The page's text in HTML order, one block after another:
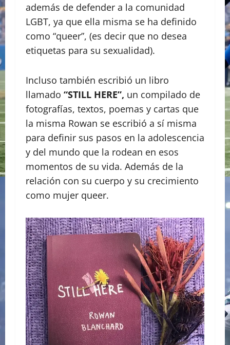
además de defender a la comunidad
LGBT, ya que ella misma se ha definido
como “queer”, (es decir que no desea
etiquetas para su sexualidad).
Incluso también escribió un libro
llamado “STILL HERE”, un compilado de
fotografías, textos, poemas y cartas que
la misma Rowan se escribió a sí misma
para definir sus pasos en la adolescencia
y del mundo que la rodean en esos
momentos de su vida. Además de la
relación con su cuerpo y su crecimiento
como mujer queer.